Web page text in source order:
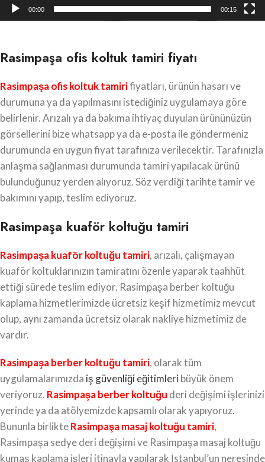
00:00 00:15
Rasimpaşa ofis koltuk tamiri fiyatı
Rasimpaşa ofis koltuk tamirifiyatları, ürünün hasarı ve
durumuna ya da yapılmasını istediğiniz uygulamaya göre
belirlenir. Arızalı ya da bakıma ihtiyaç duyulan ürününüzün
görsellerini bize whatsapp ya da e-posta ile göndermeniz
durumunda en uygun fiyat tarafınıza verilecektir. Tarafınızla
anlaşma sağlanması durumunda tamiri yapılacak ürünü
bulunduğunuz yerden alıyoruz. Söz verdiği tarihte tamir ve
bakımını yapıp, teslim ediyoruz.
Rasimpaşa kuaför koltuğu tamiri
Rasimpaşa kuaför koltuğu tamiri, arızalı, çalışmayan
kuaför koltuklarınızın tamiratını özenle yaparak taahhüt
ettiği sürede teslim ediyor. Rasimpaşa berber koltuğu
kaplama hizmetlerimizde ücretsiz keşif hizmetimiz mevcut
olup, aynı zamanda ücretsiz olarak nakliye hizmetimiz de
vardır.
Rasimpaşa berber koltuğu tamiri, olarak tüm
uygulamalarımızda iş güvenliği eğitimleribüyük önem
veriyoruz. Rasimpaşa berber koltuğu deri değişimi işlerinizi
yerinde ya da atölyemizde kapsamlı olarak yapıyoruz.
Bununla birlikteRasimpaşa masaj koltuğu tamiri,
Rasimpaşa sedye deri değişimi ve Rasimpaşa masaj koltuğu
kumaş kaplama işleri itinayla yapılarak İstanbul’un neresinde